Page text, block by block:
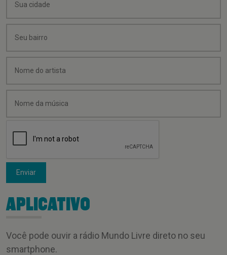
Enviar
APLICATIVO
Você pode ouvir a rádio Mundo Livre direto no seu
smartphone.